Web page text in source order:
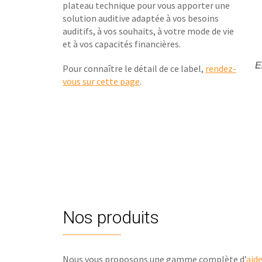
plateau technique pour vous apporter une
solution auditive adaptée à vos besoins
auditifs, à vos souhaits, à votre mode de vie
et à vos capacités financières.
Pour connaître le détail de ce label, rendez-
vous sur cette page.
Nos produits
Nous vous proposons une gamme complète d’